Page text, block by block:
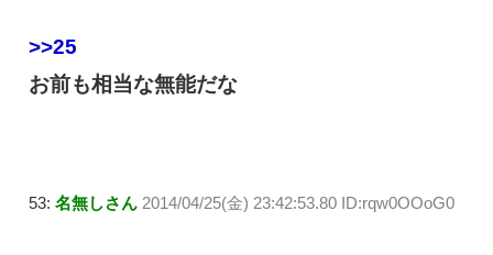
>>25
お前も相当な無能だな
53: 名無しさん 2014/04/25(金) 23:42:53.80 ID:rqw0OOoG0